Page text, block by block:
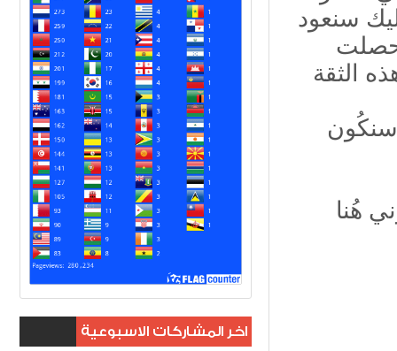
سنعود
سنكُون
اخر المشاركات الاسبوعية